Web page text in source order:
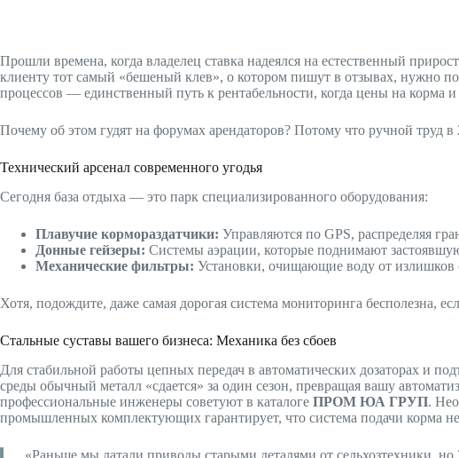
Прошли времена, когда владелец ставка надеялся на естественный
клиенту тот самый «бешеный клев», о котором пишут в отзывах, нужно
процессов — единственный путь к рентабельности, когда цены на корма
Почему об этом гудят на форумах арендаторов? Потому что ручной труд
Технический арсенал современного угодья
Сегодня база отдыха — это парк специализированного оборудования:
Плавучие кормораздатчики: Управляются по GPS, распределяя
Донные гейзеры: Системы аэрации, которые поднимают
Механические фильтры: Установки, очищающие воду от излишков
Хотя, подождите, даже самая дорогая система мониторинга бесполезна,
Стальные суставы вашего бизнеса: Механика без сбоев
Для стабильной работы цепных передач в автоматических дозаторах и
среды обычный металл «сдается» за один сезон, превращая вашу
профессиональные инженеры советуют в каталоге ПРОМ ЮА ГРУП.
промышленных комплектующих гарантирует, что система подачи корма
«Раньше мы латали приводы старыми деталями от сельхозтехники,